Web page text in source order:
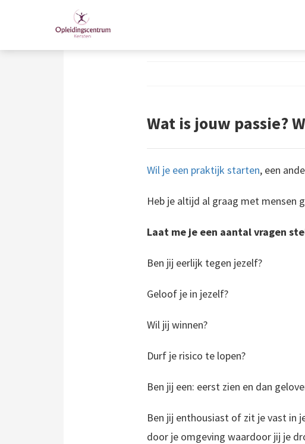
Wat is jouw passie?
Wil je een praktijk starten, een
Heb je altijd al graag met mensen
Laat me je een aantal vragen
Ben jij eerlijk tegen jezelf?
Geloof je in jezelf?
Wil jij winnen?
Durf je risico te lopen?
Ben jij een: eerst zien en dan
Ben jij enthousiast of zit je vast in
door je omgeving waardoor jij je